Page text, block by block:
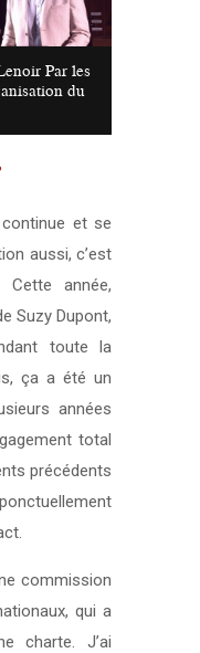
Par les
du
et se
aussi, c’est
Cette année,
Suzy Dupont,
toute la
ça a été un
années
total
précédents
commission
qui a
charte. J’ai